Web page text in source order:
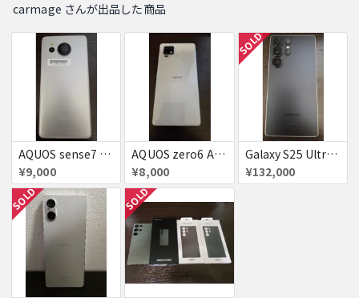
carmage さんが出品した商品
AQUOS sense7 plus A208SH
¥9,000
AQUOS zero6 A102SH
¥8,000
SOLD
Galaxy S25 Ultra 1TB SCG32
¥132,000
SOLD SOLD